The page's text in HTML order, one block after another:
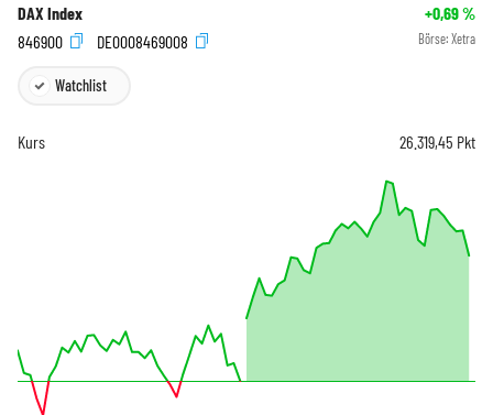
DAX Index +0,69%
846900
DE0008469008 Börse: Xetra
Watchlist
Kurs 26.319,45 Pkt